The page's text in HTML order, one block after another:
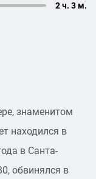
2 ч. 3 м.
знаменитом
находился в
в Санта-
обвинялся в